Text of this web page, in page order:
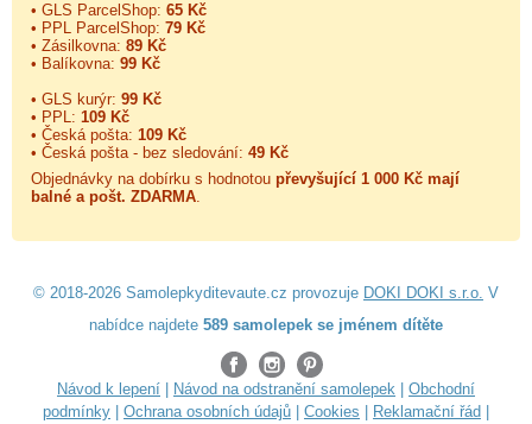
• GLS ParcelShop: 65 Kč
• PPL ParcelShop: 79 Kč
• Zásilkovna: 89 Kč
• Balíkovna: 99 Kč
• GLS kurýr: 99 Kč
• PPL: 109 Kč
• Česká pošta: 109 Kč
• Česká pošta - bez sledování: 49 Kč
Objednávky na dobírku s hodnotou převyšující 1 000 Kč mají
balné a pošt. ZDARMA.
© 2018-2026 Samolepkyditevaute.cz provozuje DOKI DOKI s.r.o. V
nabídce najdete 589 samolepek se jménem dítěte
Návod k lepení Návod na odstranění samolepek
Obchodní
podmínky
Ochrana osobních údajů Cookies Reklamační řád